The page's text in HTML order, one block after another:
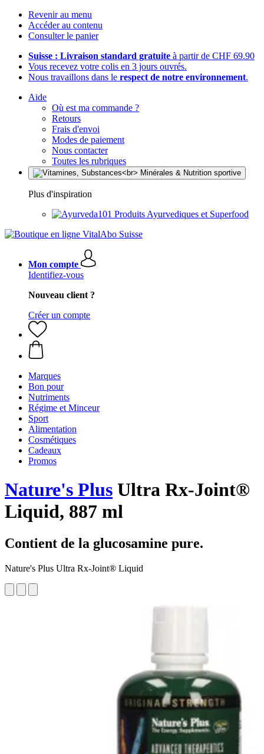
Revenir au menu
Accéder au contenu
Consulter le panier
Suisse : Livraison standard gratuite à partir de CHF 69.90
Vous recevez votre colis en 3 jours ouvrés.
Nous travaillons dans le respect de notre environnement.
Aide
Où est ma commande ?
Retours
Frais d'envoi
Modes de paiement
Nous contacter
Toutes les rubriques
Plus d'inspiration
Produits Ayurvediques et Superfood
Mon compte
Identifiez-vous
Nouveau client ?
Créer un compte
Marques
Bon pour
Nutriments
Régime et Minceur
Sport
Alimentation
Cosmétiques
Cadeaux
Promos
Nature's Plus Ultra Rx-Joint®
Liquid, 887 ml
Contient de la glucosamine pure.
Nature's Plus Ultra Rx-Joint® Liquid